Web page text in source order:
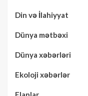
Din və İlahiyyat
Dünya mətbəxi
Dünya xəbərləri
Ekoloji xəbərlər